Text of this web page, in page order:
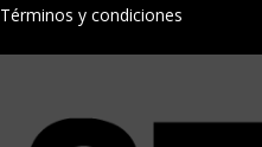
Términos y condiciones